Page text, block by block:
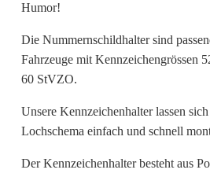
Humor!
Die Nummernschildhalter sind
Fahrzeuge mit Kennzeichengrössen
60 StVZO.
Unsere Kennzeichenhalter lassen
Lochschema einfach und schnell
Der Kennzeichenhalter besteht aus